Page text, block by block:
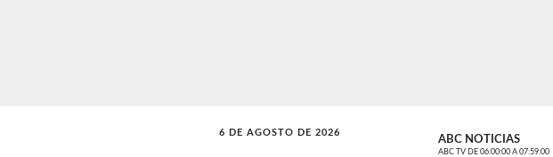
6 DE AGOSTO DE 2026
LA INCONDICIONAL ABC NOTICIAS
ABC TV DE 06:00:00 A 07:59:00